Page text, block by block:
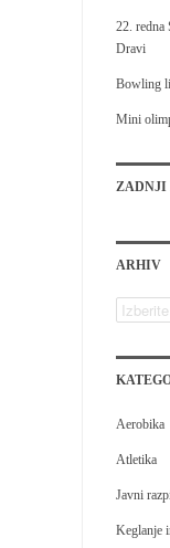
22. redna
Dravi
Bowling
Mini
ZADNJI
ARHIV
Aerobika
Atletika
Javni
Keglanje